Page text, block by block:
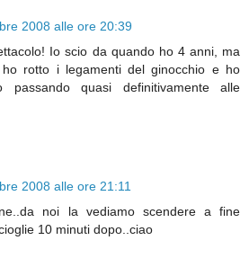
2008 alle ore 20:39
Io scio da quando ho 4 anni, ma
rotto i legamenti del ginocchio e ho
passando quasi definitivamente alle
2008 alle ore 21:11
noi la vediamo scendere a fine
10 minuti dopo..ciao